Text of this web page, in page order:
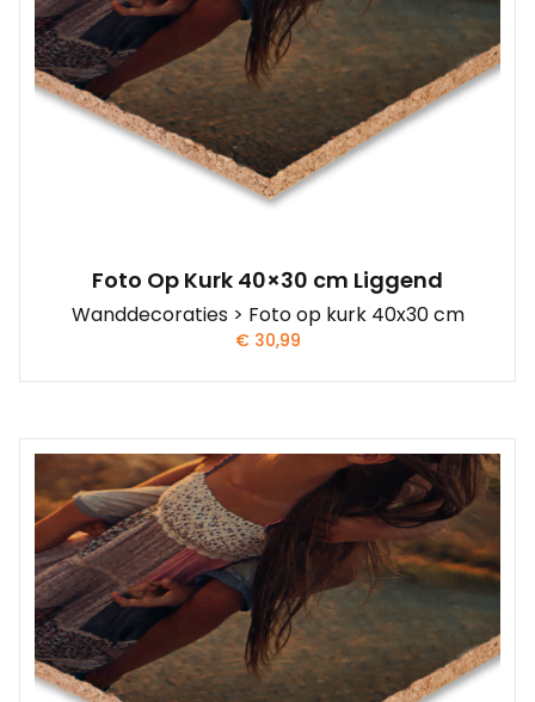
Foto Op Kurk 40×30 cm Liggend
Wanddecoraties > Foto op kurk 40x30 cm
€30,99